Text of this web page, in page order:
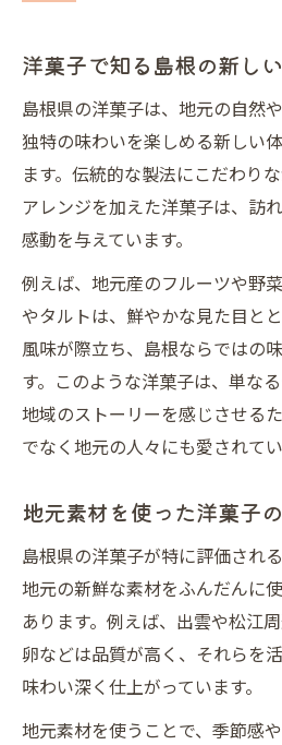
人気スイーツカフェで
持ち帰り可能な洋菓子
地元カフェで味わう限
SNS映えする洋菓子を探
インスタ映え洋菓子の
ト
色鮮やかな洋菓子と飲
SNSで話題の洋菓子を
写真映えするカフェス
洋菓子と島根の自然美
心ときめく洋菓子の選び
洋菓子選びで失敗しな
飲み物とのペアリング
カフェで感じる洋菓子
洋菓子が映えるカフ
島根の人気洋菓子と飲み
洋菓子と飲み物の極上
島根スイーツ人気の秘
洋菓子で知る島根の新し
島根県の洋菓子は、地元の自然
独特の味わいを楽しめる新しい
ます。伝統的な製法にこだわり
アレンジを加えた洋菓子は、訪
感動を与えています。
例えば、地元産のフルーツや野
やタルトは、鮮やかな見た目と
風味が際立ち、島根ならではの
す。このような洋菓子は、単な
地域のストーリーを感じさせる
でなく地元の人々にも愛されてい
地元素材を使った洋菓子
島根県の洋菓子が特に評価され
地元の新鮮な素材をふんだんに
あります。例えば、出雲や松江
卵などは品質が高く、それらを
味わい深く仕上がっています。
地元素材を使うことで、季節感